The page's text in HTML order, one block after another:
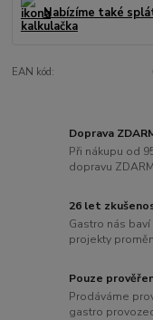
Nabízíme také
EAN kód:
Doprava
Při nákupu od
dopravu
26 let
Gastro nás
projekty
Pouze
Prodáváme
gastro